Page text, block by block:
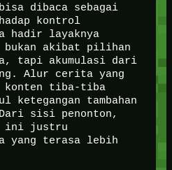
bisa dibaca sebagai
kontrol
hadir layaknya
bukan akibat pilihan
tapi akumulasi dari
Alur cerita yang
konten tiba-tiba
ketegangan tambahan
sisi penonton,
ini justru
yang terasa lebih